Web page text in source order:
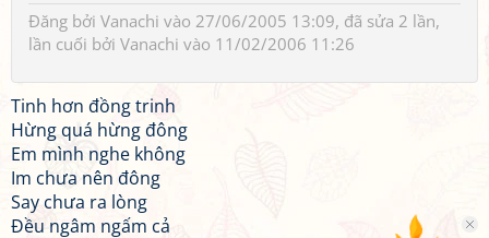
Đăng bởi Vanachi vào 27/06/2005 13:09, đã sửa 2 lần,
lần cuối bởi Vanachi vào 11/02/2006 11:26
Tinh hơn đồng trinh
Hừng quá hừng đông
Em mình nghe không
Im chưa nên đông
Say chưa ra lòng
Đều ngâm ngấm cả